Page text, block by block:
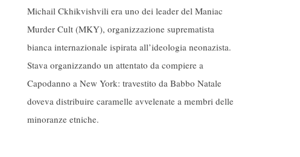
Michail Ckhikvishvili era uno dei leader del Maniac
Murder Cult (MKY), organizzazione suprematista
bianca internazionale ispirata all’ideologia neonazista.
Stava organizzando un attentato da compiere a
Capodanno a New York: travestito da Babbo Natale
doveva distribuire caramelle avvelenate a membri delle
minoranze etniche.